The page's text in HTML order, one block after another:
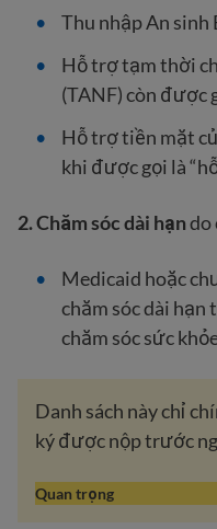
Thu nhập An sinh
Hỗ trợ tạm thời
(TANF) còn được
Hỗ trợ tiền mặt
khi được gọi là
2. Chăm sóc dài hạndo
Medicaid hoặc
chăm sóc dài
chăm sóc sức
Danh sách này chỉ
ký được nộp trước
Quan trọng